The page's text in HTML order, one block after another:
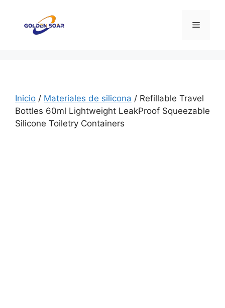
contenido
Menú
Inicio / Materiales de silicona / Refillable Travel
Bottles 60ml Lightweight LeakProof Squeezable
Silicone Toiletry Containers